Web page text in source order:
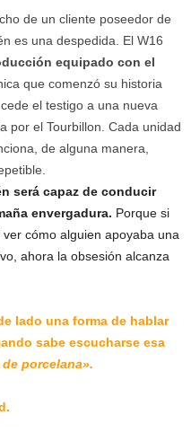
de un cliente poseedor de
es una despedida. El W16
equipado con el
que comenzó su historia
el testigo a una nueva
por el Tourbillon. Cada unidad
de alguna manera,
será capaz de conducir
envergadura. Porque si
cómo alguien apoyaba una
ahora la obsesión alcanza
lado una forma de hablar
sabe escucharse esa
porcelana».